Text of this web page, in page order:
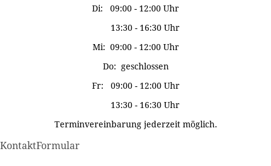
Di: 09:00 - 12:00 Uhr
13:30 - 16:30 Uhr
Mi: 09:00 - 12:00 Uhr
Do: geschlossen
Fr: 09:00 - 12:00 Uhr
13:30 - 16:30 Uhr
Terminvereinbarung jederzeit möglich.
KontaktFormular